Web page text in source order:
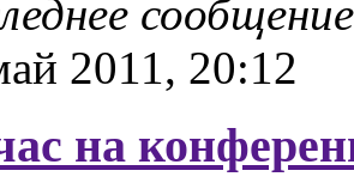
2011, 20:12
на